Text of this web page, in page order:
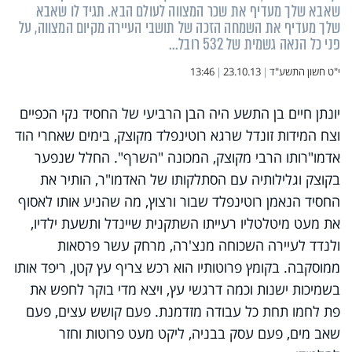
שאבא שלך מעדיף את שכר המצווה לעולם הבא. תגיד לו שאבא
שלך מעדיף את השמחה הזכה של תושבי העיירה מקיום המצווה, על
פני כל הנאה גשמית של 532 רובל...
י"ט חשון התשע"ד |
23.10.13
|
13:46
יונתן חיים בן התשע היה הבן הרביעי של החסיד נקי הכפיים
וצח המידות זונדל שרגא רוטינפלד מקוצק, בימים שאחרי הוד
אדמו"רותו הרבי מקוצק, המכונה "השרף". החלל שנפער
בקוצק וגלילותיה עם הסתלקותו של האדמו"ר, הותיר את
החסיד הנאמן רוטינפלד שבור ורצוץ, מה שהניע אותו לאסוף
את מעט מיטלטליו רעייתו השתקנית שיינדל ותשעת ילדיו,
ולנדד לעיירה השכוחה מנצ'רה, מרחק עשר פרסאות
ממוסקבה. בקומץ פרוטותיו הוא רכש צריף עץ קטן, ריפד אותו
בשמיכות ישנות וכמה דרגשי עץ, ויצא מדי בוקר לחפש את
פת לחמו תחת כל עבודה מזדמנת. פעם קושש עצים, פעם
שאב מים, פעם עסק בבניה, ליקט מעט פרוטות וחזר